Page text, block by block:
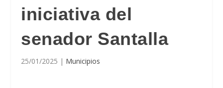
iniciativa del
senador Santalla
25/01/2025 | Municipios